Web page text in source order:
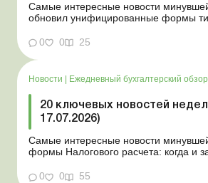
Самые интересные новости
обновил унифицированные формы
новость о создании
статус «в розыске»: что нужно знать
Закон о ВПЛ: ка...
0 0 25
Новости Ежедневный бухгалтерский обзор
20 ключевых новостей
17.07.2026)
Самые интересные новости
формы Налогового расчета: когда и
переоформления отсрочки от
0 0 55